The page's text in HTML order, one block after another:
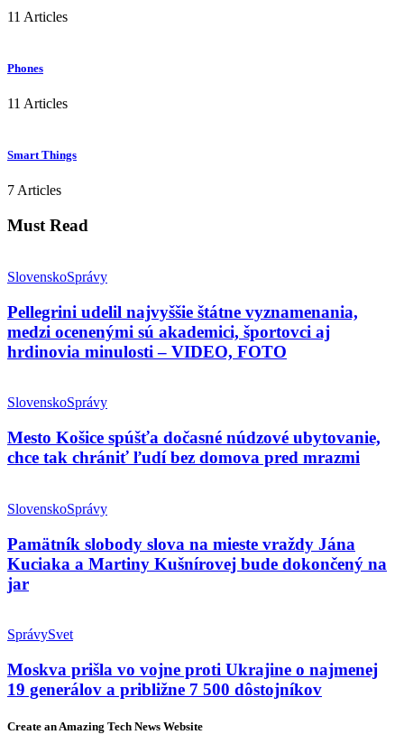
11 Articles
Phones
11 Articles
Smart Things
7 Articles
Must Read
SlovenskoSprávy
Pellegrini udelil najvyššie štátne vyznamenania,
medzi ocenenými sú akademici, športovci aj
hrdinovia minulosti – VIDEO, FOTO
SlovenskoSprávy
Mesto Košice spúšťa dočasné núdzové ubytovanie,
chce tak chrániť ľudí bez domova pred mrazmi
SlovenskoSprávy
Pamätník slobody slova na mieste vraždy Jána
Kuciaka a Martiny Kušnírovej bude dokončený na
jar
SprávySvet
Moskva prišla vo vojne proti Ukrajine o najmenej
19 generálov a približne 7 500 dôstojníkov
Create an Amazing Tech News Website